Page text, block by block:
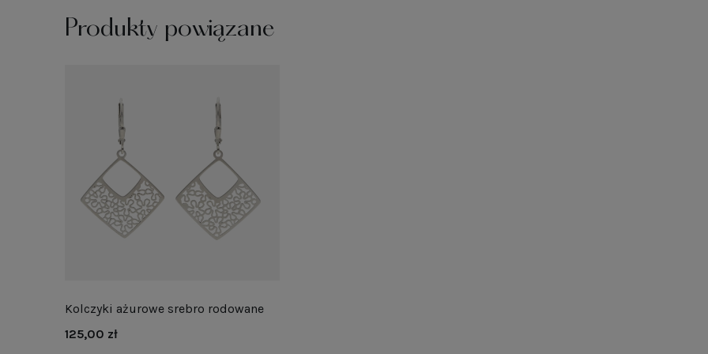
Produkty powiązane
Kolczyki ażurowe srebro rodowane
125,00 zł